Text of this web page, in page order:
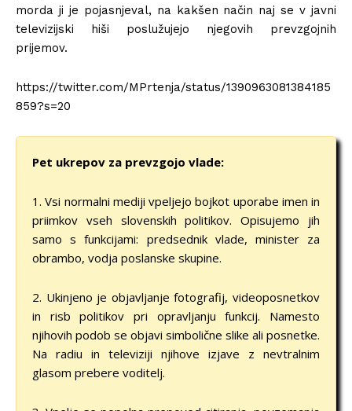
morda ji je pojasnjeval, na kakšen način naj se v javni
televizijski hiši poslužujejo njegovih prevzgojnih
prijemov.
https://twitter.com/MPrtenja/status/1390963081384185
859?s=20
Pet ukrepov za prevzgojo vlade:
1. Vsi normalni mediji vpeljejo bojkot uporabe imen in
priimkov vseh slovenskih politikov. Opisujemo jih
samo s funkcijami: predsednik vlade, minister za
obrambo, vodja poslanske skupine.
2. Ukinjeno je objavljanje fotografij, videoposnetkov
in risb politikov pri opravljanju funkcij. Namesto
njihovih podob se objavi simbolične slike ali posnetke.
Na radiu in televiziji njihove izjave z nevtralnim
glasom prebere voditelj.